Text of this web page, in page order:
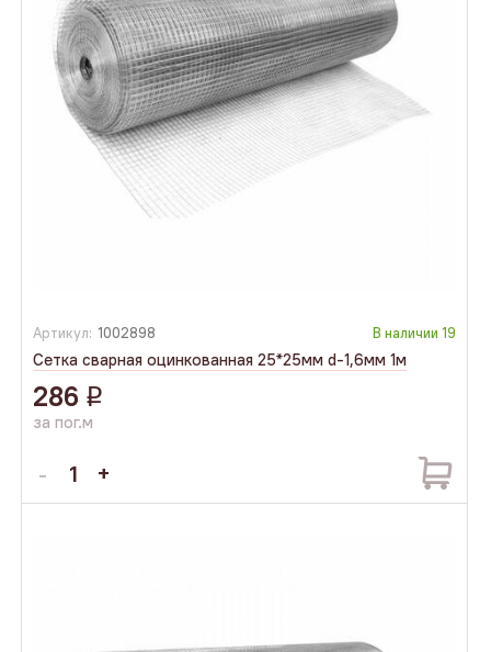
Артикул: 1002898 В наличии 19
Сетка сварная оцинкованная 25*25мм d-1,6мм 1м
286 q
за пог.м